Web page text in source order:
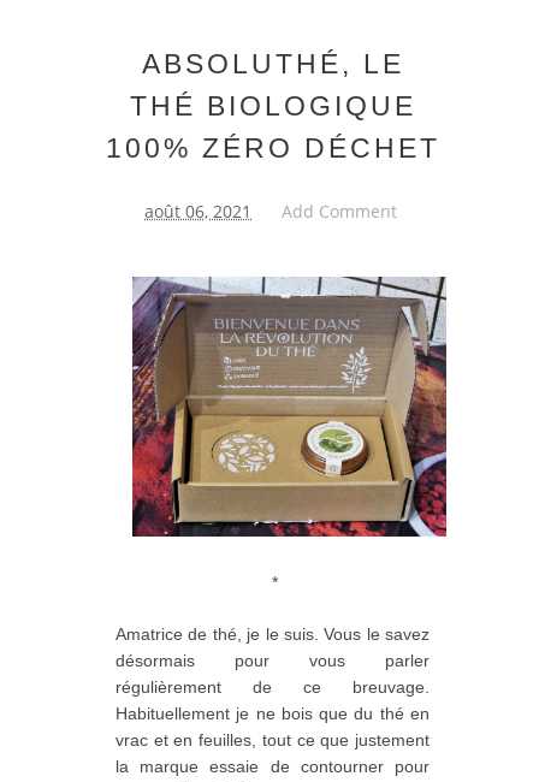
ABSOLUTHÉ, LE
THÉ BIOLOGIQUE
100% ZÉRO DÉCHET
août 06, 2021 Add Comment
*
Amatrice de thé, je le suis. Vous le savez
désormais pour vous parler
régulièrement de ce breuvage.
Habituellement je ne bois que du thé en
vrac et en feuilles, tout ce que justement
la marque essaie de contourner pour